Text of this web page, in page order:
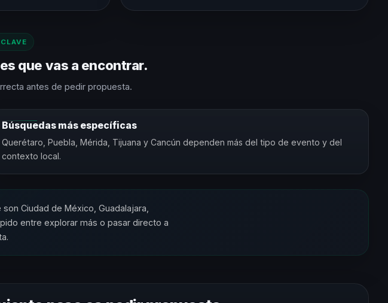
que vas a encontrar.
antes de pedir propuesta.
Búsquedas más específicas
Querétaro, Puebla, Mérida, Tijuana y Cancún dependen más del tipo de evento y del
contexto local.
Ciudad de México, Guadalajara,
entre explorar más o pasar directo a